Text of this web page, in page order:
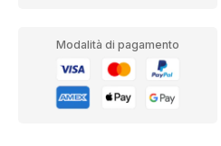
Modalità di pagamento